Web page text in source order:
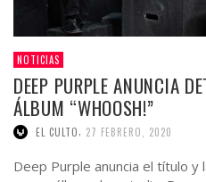
NOTICIAS
DEEP PURPLE ANUNCIA
ÁLBUM “WHOOSH!”
EL CULTO, 27 FEBRERO, 2020
Deep Purple anuncia el título y